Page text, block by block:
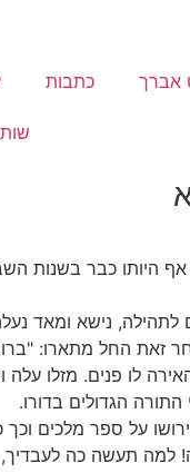
אברך כתבות
היותו כבר
נישא ומאד
החל מתארו: "ברוב
לו פנים. מזלו עלה
הגדולים בדורו.
על ספר מלכים
תעשה כה